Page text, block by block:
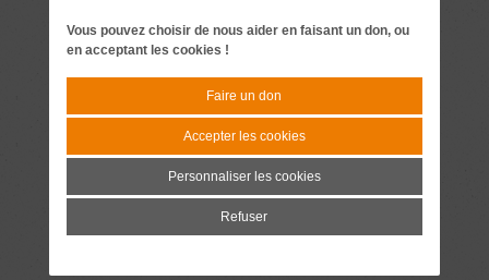
Vous pouvez choisir de nous aider en faisant un don, ou
en acceptant les cookies !
Faire un don
Accepter les cookies
Personnaliser les cookies
Refuser